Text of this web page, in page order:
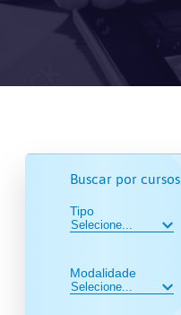
Buscar por cursos
Tipo
Modalidade